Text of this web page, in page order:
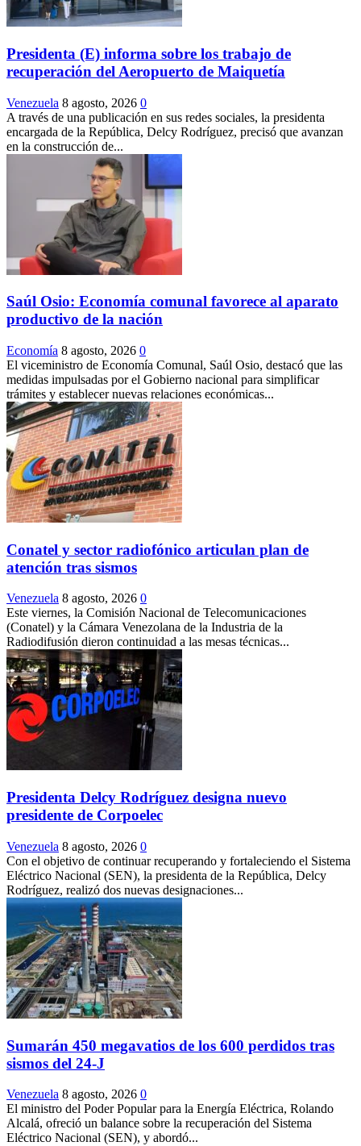
Presidenta (E) informa sobre los trabajo de
recuperación del Aeropuerto de Maiquetía
Venezuela 8 agosto, 2026 0
A través de una publicación en sus redes sociales, la presidenta
encargada de la República, Delcy Rodríguez, precisó que avanzan
en la construcción de...
Saúl Osio: Economía comunal favorece al aparato
productivo de la nación
Economía 8 agosto, 2026 0
El viceministro de Economía Comunal, Saúl Osio, destacó que las
medidas impulsadas por el Gobierno nacional para simplificar
trámites y establecer nuevas relaciones económicas...
Conatel y sector radiofónico articulan plan de
atención tras sismos
Venezuela 8 agosto, 2026 0
Este viernes, la Comisión Nacional de Telecomunicaciones
(Conatel) y la Cámara Venezolana de la Industria de la
Radiodifusión dieron continuidad a las mesas técnicas...
Presidenta Delcy Rodríguez designa nuevo
presidente de Corpoelec
Venezuela 8 agosto, 2026 0
Con el objetivo de continuar recuperando y fortaleciendo el Sistema
Eléctrico Nacional (SEN), la presidenta de la República, Delcy
Rodríguez, realizó dos nuevas designaciones...
Sumarán 450 megavatios de los 600 perdidos tras
sismos del 24-J
Venezuela 8 agosto, 2026 0
El ministro del Poder Popular para la Energía Eléctrica, Rolando
Alcalá, ofreció un balance sobre la recuperación del Sistema
Eléctrico Nacional (SEN), y abordó...